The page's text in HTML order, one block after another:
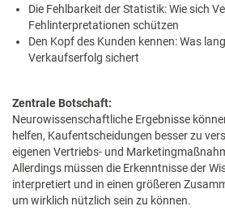
Die Fehlbarkeit der Statistik: Wie sich
Fehlinterpretationen schützen
Den Kopf des Kunden kennen: Was
Verkaufserfolg sichert
Zentrale Botschaft:
Neurowissenschaftliche Ergebnisse
helfen, Kaufentscheidungen besser zu
eigenen Vertriebs- und
Allerdings müssen die Erkenntnisse der
interpretiert und in einen größeren
um wirklich nützlich sein zu können.